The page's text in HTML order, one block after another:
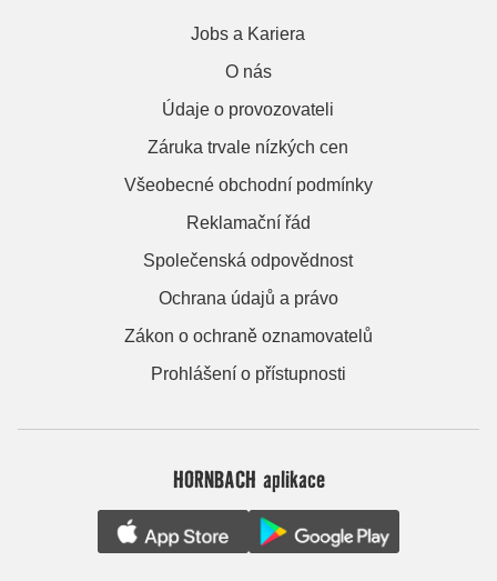
Jobs a Kariera
O nás
Údaje o provozovateli
Záruka trvale nízkých cen
Všeobecné obchodní podmínky
Reklamační řád
Společenská odpovědnost
Ochrana údajů a právo
Zákon o ochraně oznamovatelů
Prohlášení o přístupnosti
HORNBACH aplikace